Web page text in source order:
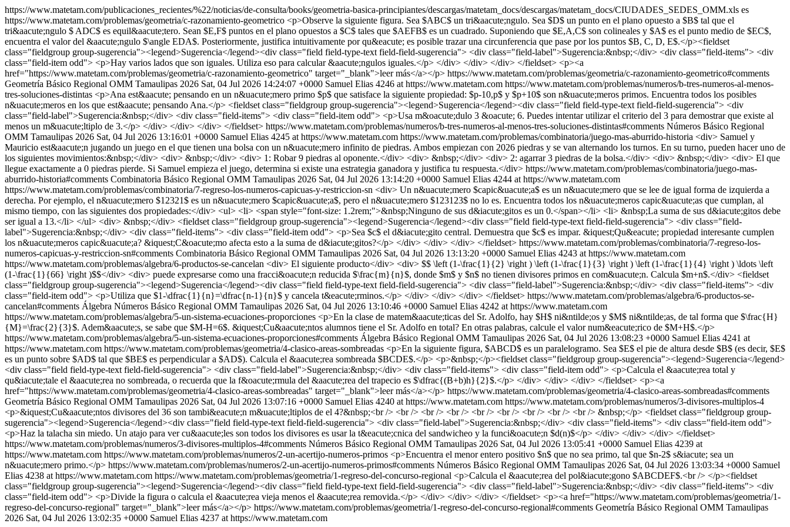
https://www.matetam.com/publicaciones_recientes/%22/noticias/de-consulta/books/geometria-basica-principiantes/descargas/matetam_docs/descargas/matetam_docs/CIUDADES_SEDES_OMM.xls es
https://www.matetam.com/problemas/geometria/c-razonamiento-geometrico <p>Observe la siguiente figura. Sea $ABC$ un tri&aacute;ngulo. Sea $D$ un punto en el plano opuesto a $B$ tal que el
tri&aacute;ngulo $ ADC$ es equil&aacute;tero. Sean $E,F$ puntos en el plano opuestos a $C$ tales que $AEFB$ es un cuadrado. Suponiendo que $E,A,C$ son colineales y $A$ es el punto medio de $EC$,
encuentra el valor del &aacute;ngulo $\angle EDA$. Posteriormente, justifica intuitivamente por qu&eacute; es posible trazar una circunferencia que pase por los puntos $B, C, D, E$.</p><fieldset
class="fieldgroup group-sugerencia"><legend>Sugerencia</legend><div class="field field-type-text field-field-sugerencia"> <div class="field-label">Sugerencia:&nbsp;</div> <div class="field-items"> <div
class="field-item odd"> <p>Hay varios lados que son iguales. Utiliza eso para calcular &aacute;ngulos iguales.</p> </div> </div> </div> </fieldset> <p><a
href="https://www.matetam.com/problemas/geometria/c-razonamiento-geometrico" target="_blank">leer más</a></p> https://www.matetam.com/problemas/geometria/c-razonamiento-geometrico#comments
Geometría Básico Regional OMM Tamaulipas 2026 Sat, 04 Jul 2026 14:24:07 +0000 Samuel Elias 4246 at https://www.matetam.com https://www.matetam.com/problemas/numeros/b-tres-numeros-al-menos-
tres-soluciones-distintas <p>Ana est&aacute; pensando en un n&uacute;mero primo $p$ que satisface la siguiente propiedad: $p-10,p$ y $p+10$ son n&uacute;meros primos. Encuentra todos los posibles
n&uacute;meros en los que est&aacute; pensando Ana.</p> <fieldset class="fieldgroup group-sugerencia"><legend>Sugerencia</legend><div class="field field-type-text field-field-sugerencia"> <div
class="field-label">Sugerencia:&nbsp;</div> <div class="field-items"> <div class="field-item odd"> <p>Usa m&oacute;dulo 3 &oacute; 6. Puedes intentar utilizar el criterio del 3 para demostrar que existe al
menos un m&uacute;ltiplo de 3.</p> </div> </div> </div> </fieldset> https://www.matetam.com/problemas/numeros/b-tres-numeros-al-menos-tres-soluciones-distintas#comments Números Básico Regional
OMM Tamaulipas 2026 Sat, 04 Jul 2026 13:16:01 +0000 Samuel Elias 4245 at https://www.matetam.com https://www.matetam.com/problemas/combinatoria/juego-mas-aburrido-historia <div> Samuel y
Mauricio est&aacute;n jugando un juego en el que tienen una bolsa con un n&uacute;mero infinito de piedras. Ambos empiezan con 2026 piedras y se van alternando los turnos. En su turno, pueden hacer uno de
los siguientes movimientos:&nbsp;</div> <div> &nbsp;</div> <div> 1: Robar 9 piedras al oponente.</div> <div> &nbsp;</div> <div> 2: agarrar 3 piedras de la bolsa.</div> <div> &nbsp;</div> <div> El que
llegue exactamente a 0 piedras pierde. Si Samuel empieza el juego, determina si existe una estrategia ganadora y justifica tu respuesta.</div> https://www.matetam.com/problemas/combinatoria/juego-mas-
aburrido-historia#comments Combinatoria Básico Regional OMM Tamaulipas 2026 Sat, 04 Jul 2026 13:14:20 +0000 Samuel Elias 4244 at https://www.matetam.com
https://www.matetam.com/problemas/combinatoria/7-regreso-los-numeros-capicuas-y-restriccion-sn <div> Un n&uacute;mero $capic&uacute;a$ es un n&uacute;mero que se lee de igual forma de izquierda a
derecha. Por ejemplo, el n&uacute;mero $12321$ es un n&uacute;mero $capic&uacute;a$, pero el n&uacute;mero $123123$ no lo es. Encuentra todos los n&uacute;meros capic&uacute;as que cumplan, al
mismo tiempo, con las siguientes dos propiedades:</div> <ul> <li> <span style="font-size: 1.2rem;">&nbsp;Ninguno de sus d&iacute;gitos es un 0.</span></li> <li> &nbsp;La suma de sus d&iacute;gitos debe
ser igual a 13.</li> </ul> <div> &nbsp;</div> <fieldset class="fieldgroup group-sugerencia"><legend>Sugerencia</legend><div class="field field-type-text field-field-sugerencia"> <div class="field-
label">Sugerencia:&nbsp;</div> <div class="field-items"> <div class="field-item odd"> <p>Sea $c$ el d&iacute;gito central. Demuestra que $c$ es impar. &iquest;Qu&eacute; propiedad interesante cumplen
los n&uacute;meros capic&uacute;a? &iquest;C&oacute;mo afecta esto a la suma de d&iacute;gitos?</p> </div> </div> </div> </fieldset> https://www.matetam.com/problemas/combinatoria/7-regreso-los-
numeros-capicuas-y-restriccion-sn#comments Combinatoria Básico Regional OMM Tamaulipas 2026 Sat, 04 Jul 2026 13:13:20 +0000 Samuel Elias 4243 at https://www.matetam.com
https://www.matetam.com/problemas/algebra/6-productos-se-cancelan <div> El siguiente producto</div> <div> $$ \left (1-\frac{1}{2} \right ) \left (1-\frac{1}{3} \right ) \left (1-\frac{1}{4} \right ) \ldots \left
(1-\frac{1}{66} \right )$$</div> <div> puede expresarse como una fracci&oacute;n reducida $\frac{m}{n}$, donde $m$ y $n$ no tienen divisores primos en com&uacute;n. Calcula $m+n$.</div> <fieldset
class="fieldgroup group-sugerencia"><legend>Sugerencia</legend><div class="field field-type-text field-field-sugerencia"> <div class="field-label">Sugerencia:&nbsp;</div> <div class="field-items"> <div
class="field-item odd"> <p>Utiliza que $1-\dfrac{1}{n}=\dfrac{n-1}{n}$ y cancela t&eacute;rminos.</p> </div> </div> </div> </fieldset> https://www.matetam.com/problemas/algebra/6-productos-se-
cancelan#comments Álgebra Números Básico Regional OMM Tamaulipas 2026 Sat, 04 Jul 2026 13:10:46 +0000 Samuel Elias 4242 at https://www.matetam.com
https://www.matetam.com/problemas/algebra/5-un-sistema-ecuaciones-proporciones <p>En la clase de matem&aacute;ticas del Sr. Adolfo, hay $H$ ni&ntilde;os y $M$ ni&ntilde;as, de tal forma que $\frac{H}
{M}=\frac{2}{3}$. Adem&aacute;s, se sabe que $M-H=6$. &iquest;Cu&aacute;ntos alumnos tiene el Sr. Adolfo en total? En otras palabras, calcule el valor num&eacute;rico de $M+H$.</p>
https://www.matetam.com/problemas/algebra/5-un-sistema-ecuaciones-proporciones#comments Álgebra Básico Regional OMM Tamaulipas 2026 Sat, 04 Jul 2026 13:08:23 +0000 Samuel Elias 4241 at
https://www.matetam.com https://www.matetam.com/problemas/geometria/4-clasico-areas-sombreadas <p>En la siguiente figura, $ABCD$ es un paralelogramo. Sea $E$ el pie de altura desde $B$ (es decir, $E$
es un punto sobre $AD$ tal que $BE$ es perpendicular a $AD$). Calcula el &aacute;rea sombreada $BCDE$.</p> <p>&nbsp;</p><fieldset class="fieldgroup group-sugerencia"><legend>Sugerencia</legend>
<div class="field field-type-text field-field-sugerencia"> <div class="field-label">Sugerencia:&nbsp;</div> <div class="field-items"> <div class="field-item odd"> <p>Calcula el &aacute;rea total y
qu&iacute;tale el &aacute;rea no sombreada, o recuerda que la f&oacute;rmula del &aacute;rea del trapecio es $\dfrac{(B+b)h}{2}$.</p> </div> </div> </div> </fieldset> <p><a
href="https://www.matetam.com/problemas/geometria/4-clasico-areas-sombreadas" target="_blank">leer más</a></p> https://www.matetam.com/problemas/geometria/4-clasico-areas-sombreadas#comments
Geometría Básico Regional OMM Tamaulipas 2026 Sat, 04 Jul 2026 13:07:16 +0000 Samuel Elias 4240 at https://www.matetam.com https://www.matetam.com/problemas/numeros/3-divisores-multiplos-4
<p>&iquest;Cu&aacute;ntos divisores del 36 son tambi&eacute;n m&uacute;ltiplos de el 4?&nbsp;<br /> <br /> <br /> <br /> <br /> <br /> <br /> <br /> <br /> &nbsp;</p> <fieldset class="fieldgroup group-
sugerencia"><legend>Sugerencia</legend><div class="field field-type-text field-field-sugerencia"> <div class="field-label">Sugerencia:&nbsp;</div> <div class="field-items"> <div class="field-item odd">
<p>Haz la talacha sin miedo. Un atajo para ver cu&aacute;les son todos los divisores es usar la t&eacute;cnica del sandwicheo y la funci&oacute;n $d(n)$</p> </div> </div> </div> </fieldset>
https://www.matetam.com/problemas/numeros/3-divisores-multiplos-4#comments Números Básico Regional OMM Tamaulipas 2026 Sat, 04 Jul 2026 13:05:41 +0000 Samuel Elias 4239 at
https://www.matetam.com https://www.matetam.com/problemas/numeros/2-un-acertijo-numeros-primos <p>Encuentra el menor entero positivo $n$ que no sea primo, tal que $n-2$ s&iacute; sea un
n&uacute;mero primo.</p> https://www.matetam.com/problemas/numeros/2-un-acertijo-numeros-primos#comments Números Básico Regional OMM Tamaulipas 2026 Sat, 04 Jul 2026 13:03:34 +0000 Samuel
Elias 4238 at https://www.matetam.com https://www.matetam.com/problemas/geometria/1-regreso-del-concurso-regional <p>Calcula el &aacute;rea del pol&iacute;gono $ABCDEF$.<br /> </p><fieldset
class="fieldgroup group-sugerencia"><legend>Sugerencia</legend><div class="field field-type-text field-field-sugerencia"> <div class="field-label">Sugerencia:&nbsp;</div> <div class="field-items"> <div
class="field-item odd"> <p>Divide la figura o calcula el &aacute;rea vieja menos el &aacute;rea removida.</p> </div> </div> </div> </fieldset> <p><a href="https://www.matetam.com/problemas/geometria/1-
regreso-del-concurso-regional" target="_blank">leer más</a></p> https://www.matetam.com/problemas/geometria/1-regreso-del-concurso-regional#comments Geometría Básico Regional OMM Tamaulipas
2026 Sat, 04 Jul 2026 13:02:35 +0000 Samuel Elias 4237 at https://www.matetam.com